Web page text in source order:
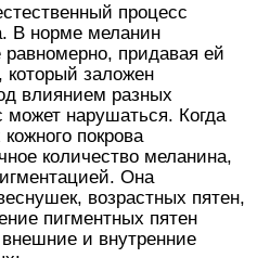
процесс
В норме меланин
равномерно, придавая ей
который заложен
влиянием разных
может нарушаться. Когда
покрова
количество меланина,
Она
возрастных пятен,
пигментных пятен
и внутренние